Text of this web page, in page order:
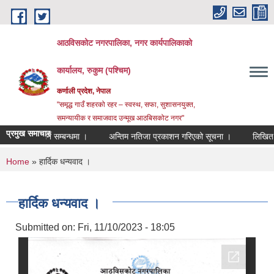
Skip to main content
आठविसकोट नगरपालिका, नगर कार्यपालिकाको
कार्यालय, रुकुम (पश्चिम)
कर्णाली प्रदेश, नेपाल
"समृद्ध गाउँ शहरको रहर – स्वस्थ, सफा, सुशासनयुक्त,
समन्यायीक र समाजवाद उन्मूख आठबिसकोट नगर"
प्रमुख समाचार
पेश गर्ने सम्बन्धमा । अन्तिम नतिजा प्रकाशन गरिएको सूचना । लिखित
You are here
Home » हार्दिक धन्यवाद ।
हार्दिक धन्यवाद ।
Submitted on: Fri, 11/10/2023 - 18:05